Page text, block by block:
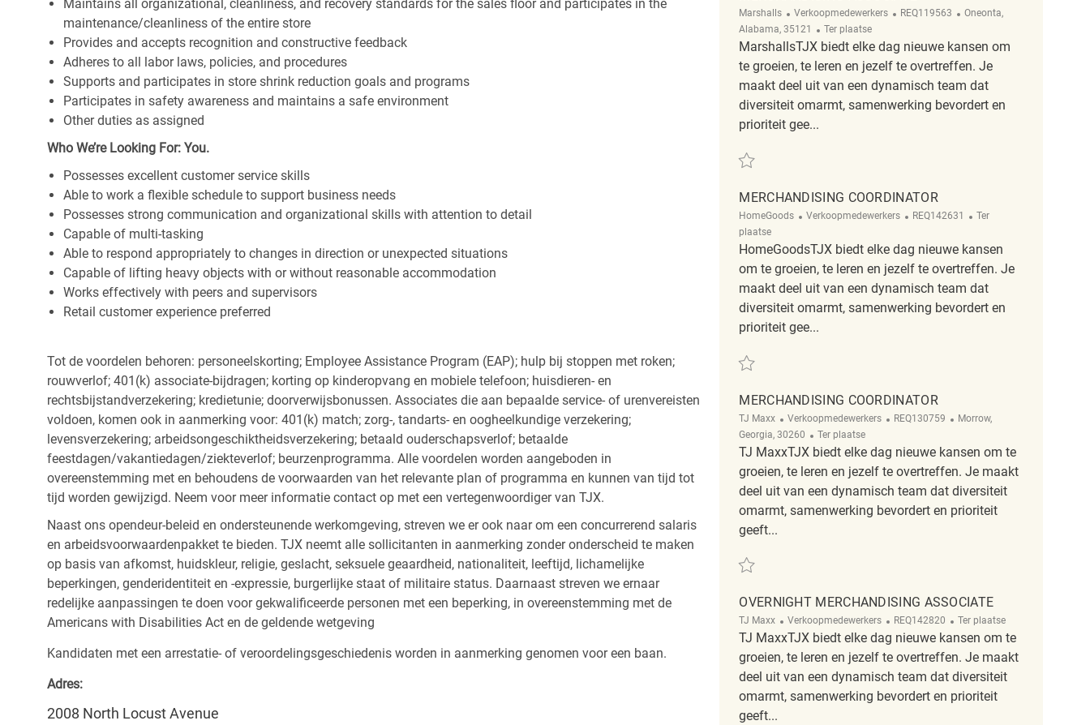
Maintains all organizational, cleanliness, and recovery standards for the sales floor and participates in the
maintenance/cleanliness of the entire store
Provides and accepts recognition and constructive feedback
Adheres to all labor laws, policies, and procedures
Supports and participates in store shrink reduction goals and programs
Participates in safety awareness and maintains a safe environment
Other duties as assigned
Who We’re Looking For: You.
Possesses excellent customer service skills
Able to work a flexible schedule to support business needs
Possesses strong communication and organizational skills with attention to detail
Capable of multi-tasking
Able to respond appropriately to changes in direction or unexpected situations
Capable of lifting heavy objects with or without reasonable accommodation
Works effectively with peers and supervisors
Retail customer experience preferred
Tot de voordelen behoren: personeelskorting; Employee Assistance Program (EAP); hulp bij stoppen met roken;
rouwverlof; 401(k) associate-bijdragen; korting op kinderopvang en mobiele telefoon; huisdieren- en
rechtsbijstandverzekering; kredietunie; doorverwijsbonussen. Associates die aan bepaalde service- of urenvereisten
voldoen, komen ook in aanmerking voor: 401(k) match; zorg-, tandarts- en oogheelkundige verzekering;
levensverzekering; arbeidsongeschiktheidsverzekering; betaald ouderschapsverlof; betaalde
feestdagen/vakantiedagen/ziekteverlof; beurzenprogramma. Alle voordelen worden aangeboden in
overeenstemming met en behoudens de voorwaarden van het relevante plan of programma en kunnen van tijd tot
tijd worden gewijzigd. Neem voor meer informatie contact op met een vertegenwoordiger van TJX.
Naast ons opendeur-beleid en ondersteunende werkomgeving, streven we er ook naar om een concurrerend salaris
en arbeidsvoorwaardenpakket te bieden. TJX neemt alle sollicitanten in aanmerking zonder onderscheid te maken
op basis van afkomst, huidskleur, religie, geslacht, seksuele geaardheid, nationaliteit, leeftijd, lichamelijke
beperkingen, genderidentiteit en -expressie, burgerlijke staat of militaire status. Daarnaast streven we ernaar
redelijke aanpassingen te doen voor gekwalificeerde personen met een beperking, in overeenstemming met de
Americans with Disabilities Act en de geldende wetgeving
Kandidaten met een arrestatie- of veroordelingsgeschiedenis worden in aanmerking genomen voor een baan.
Adres:
2008 North Locust Avenue
Marshalls Categorie
Verkoopmedewerkers ReqId
REQ119563 Plaats
Oneonta,
Alabama, 35121
Afgelegen
Ter plaatse
MarshallsTJX biedt elke dag nieuwe kansen om
te groeien, te leren en jezelf te overtreffen. Je
maakt deel uit van een dynamisch team dat
diversiteit omarmt, samenwerking bevordert en
prioriteit gee...
Redden Merchandising Associate REQ119563
MERCHANDISING COORDINATOR
HomeGoods Categorie
Verkoopmedewerkers ReqId
REQ142631 Afgelegen
Ter
plaatse
HomeGoodsTJX biedt elke dag nieuwe kansen
om te groeien, te leren en jezelf te overtreffen. Je
maakt deel uit van een dynamisch team dat
diversiteit omarmt, samenwerking bevordert en
prioriteit gee...
MERCHANDISING COORDINATOR
TJ Maxx Categorie
Verkoopmedewerkers ReqId
REQ130759 Plaats
Morrow,
Georgia, 30260
Afgelegen
Ter plaatse
TJ MaxxTJX biedt elke dag nieuwe kansen om te
groeien, te leren en jezelf te overtreffen. Je maakt
deel uit van een dynamisch team dat diversiteit
omarmt, samenwerking bevordert en prioriteit
geeft...
Redden Merchandising Coordinator REQ130759
OVERNIGHT MERCHANDISING ASSOCIATE
TJ Maxx Categorie
Verkoopmedewerkers ReqId
REQ142820 Afgelegen
Ter plaatse
TJ MaxxTJX biedt elke dag nieuwe kansen om te
groeien, te leren en jezelf te overtreffen. Je maakt
deel uit van een dynamisch team dat diversiteit
omarmt, samenwerking bevordert en prioriteit
geeft...